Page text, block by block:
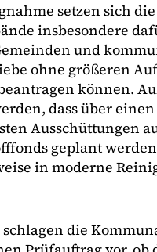
setzen sich die
insbesondere
und
ohne größeren
können.
dass über
Ausschüttungen
geplant
in moderne
die